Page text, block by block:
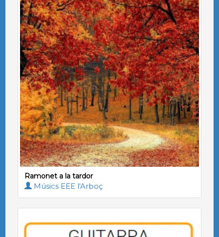
Ramonet a la tardor
Músics EEE l'Arboç